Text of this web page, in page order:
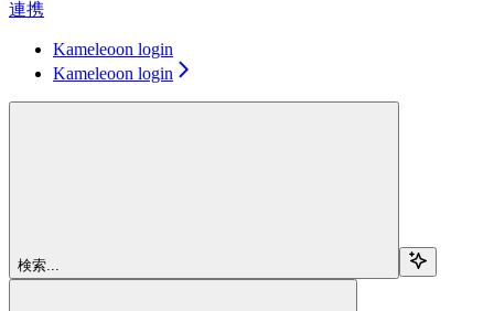
連携
Kameleoon login
Kameleoon login
検索...